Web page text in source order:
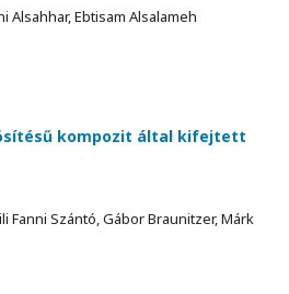
Alsahhar, Ebtisam Alsalameh
kompozit által kifejtett
Fanni Szántó, Gábor Braunitzer, Márk